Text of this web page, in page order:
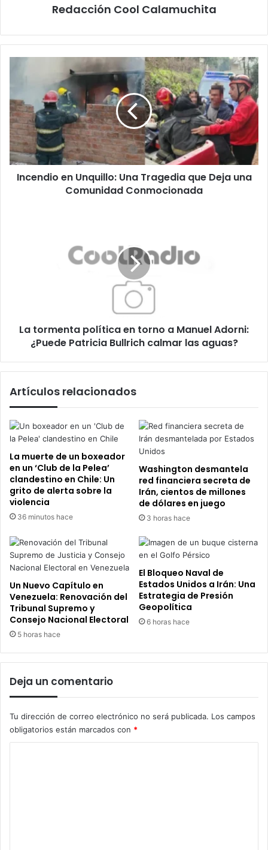
Redacción Cool Calamuchita
Una
Tragedia
que
Deja
una
Comunidad
Conmocionada
Incendio en Unquillo: Una Tragedia que Deja una
Comunidad Conmocionada
Patricia
Bullrich
La tormenta política en torno a Manuel Adorni:
¿Puede Patricia Bullrich calmar las aguas?
Artículos relacionados
La muerte de un boxeador
en un ‘Club de la Pelea’
clandestino en Chile: Un
grito de alerta sobre la
violencia
36 minutos hace
Washington desmantela
red financiera secreta de
Irán, cientos de millones
de dólares en juego
3 horas hace
Un Nuevo Capítulo en
Venezuela: Renovación del
Tribunal Supremo y
Consejo Nacional Electoral
5 horas hace
El Bloqueo Naval de
Estados Unidos a Irán: Una
Estrategia de Presión
Geopolítica
6 horas hace
Deja un comentario
Tu dirección de correo electrónico no será publicada. Los campos
obligatorios están marcados con *